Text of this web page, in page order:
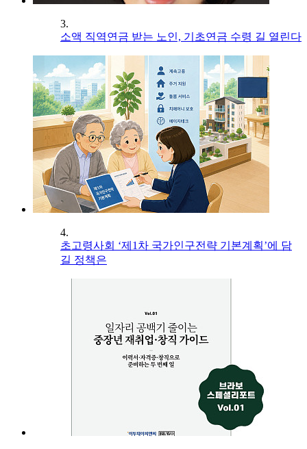
3.
소액 직역연금 받는 노인, 기초연금 수령 길 열린다
4.
초고령사회 ‘제1차 국가인구전략 기본계획’에 담
길 정책은